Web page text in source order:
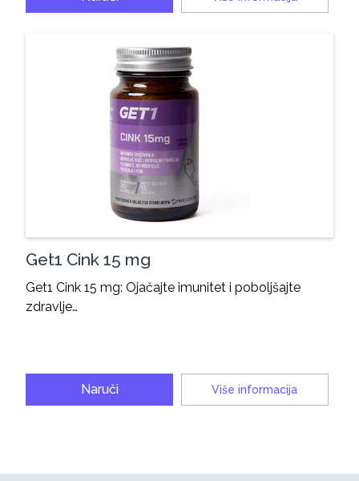
Get1 Cink 15 mg
Get1 Cink 15 mg: Ojačajte imunitet i poboljšajte
zdravlje…
Naruči Više informacija